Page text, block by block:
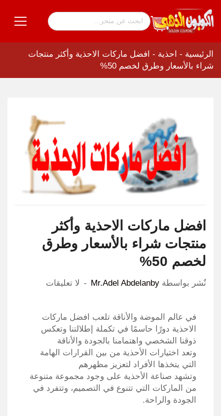
الرئيسية - احذية - افضل ماركات الاحذية وأكثر منتجات
شراء بالأسعار وطرق لخصم 50%
افضل ماركات الاحذية وأكثر
منتجات شراء بالأسعار وطرق
لخصم 50%
نٌشر بواسطة Mr.Adel Abdelanby لا تعليقات
في عالم الموضة والأناقة تلعب افضل ماركات
الاحذية دورًا حاسمًا في تكملة إطلالتنا وتعكس
ذوقنا الشخصي واهتمامنا بالجودة والأناقة
وتعد اختيارات الأحذية من بين القرارات الهامة
التي يتخذها الأفراد لتعزيز مظهرهم
وتشهد صناعة الأحذية على وجود مجموعة متنوعة
من الماركات التي تتنوع في التصميم، وتتفرد في
الجودة والراحة.